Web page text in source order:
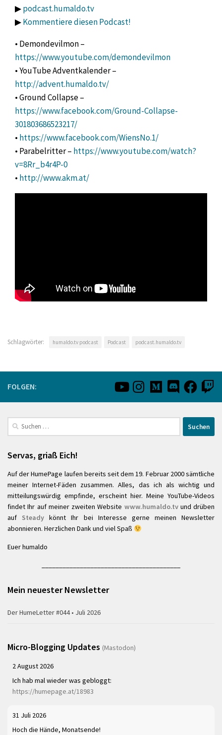
▶podcast.humaldo.tv
▶Kommentiere diesen Podcast!
• Demondevilmon –
https://www.youtube.com/demondevilmon
• YouTube Adventkalender –
http://advent.humaldo.tv/
• Ground Collapse –
https://www.facebook.com/Ground-Collapse-
301803686523217/
• https://www.facebook.com/WiensNo.1/
• Parabelritter – https://www.youtube.com/watch?
v=8Rr_b4r4P-0
• http://www.akm.at/
Schlagwörter: humaldo.tv podcast Podcast podcast.humaldo.tv
FOLGEN:
Suchen
nach:
Servas, griaß Eich!
Auf der HumePage laufen bereits seit dem 19. Februar 2000 sämtliche
meiner Internet-Fäden zusammen. Alles, das ich als wichtig und
mitteilungswürdig empfinde, erscheint hier. Meine YouTube-Videos
findet Ihr auf meiner zweiten Website www.humaldo.tvund drüben
auf Steady könnt Ihr bei Interesse gerne meinen Newsletter
abonnieren. Herzlichen Dank und viel Spaß
Euer humaldo
Mein neuester Newsletter
Der HumeLetter #044 • Juli 2026
Micro-Blogging Updates (Mastodon)
2 August 2026
Ich hab mal wieder was gebloggt:
https://humepage.at/18983
31 Juli 2026
Hoch die Hände, Monatsende!